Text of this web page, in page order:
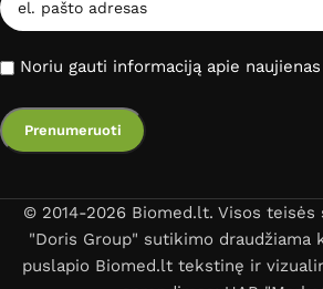
Noriu gauti informaciją apie
© 2014-2026 Biomed.lt. Visos teisės
"Doris Group" sutikimo draudžiama
puslapio Biomed.lt tekstinę ir